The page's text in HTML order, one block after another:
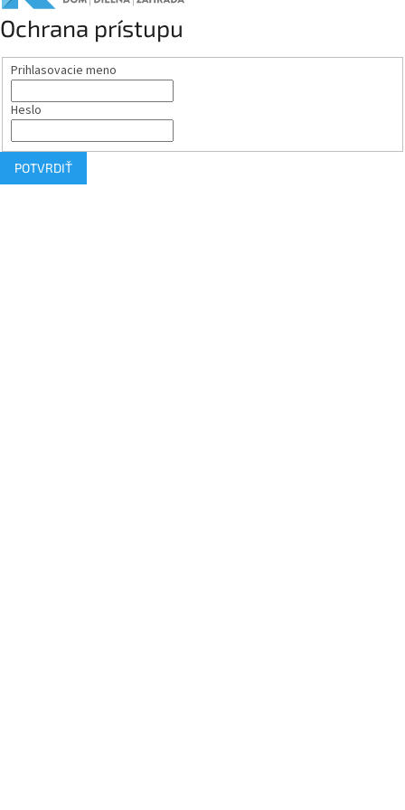
Ochrana prístupu
Prihlasovacie meno
Heslo
POTVRDIŤ